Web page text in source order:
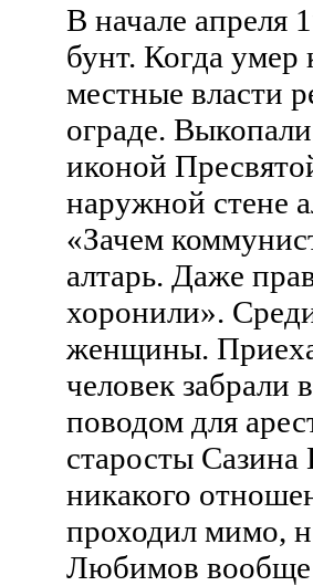
В начале апреля
бунт. Когда
местные власти
ограде.
иконой
наружной стене
«Зачем
алтарь. Даже
хоронили».
женщины.
человек забрали
поводом для
старосты
никакого
проходил мимо,
Любимов вообще